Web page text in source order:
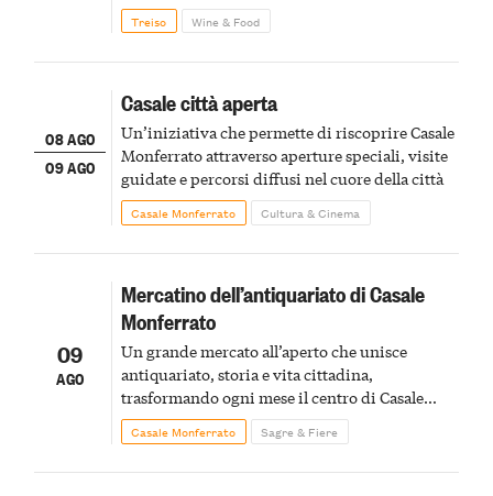
Treiso Wine & Food
08 AGO
09 AGO
Casale città aperta
Un’iniziativa che permette di riscoprire Casale
Monferrato attraverso aperture speciali, visite
guidate e percorsi diffusi nel cuore della città
Casale Monferrato Cultura & Cinema
09
AGO
Mercatino dell’antiquariato di Casale
Monferrato
Un grande mercato all’aperto che unisce
antiquariato, storia e vita cittadina,
trasformando ogni mese il centro di Casale
Monferrato in un luogo di scoperta e racconto
Casale Monferrato Sagre & Fiere